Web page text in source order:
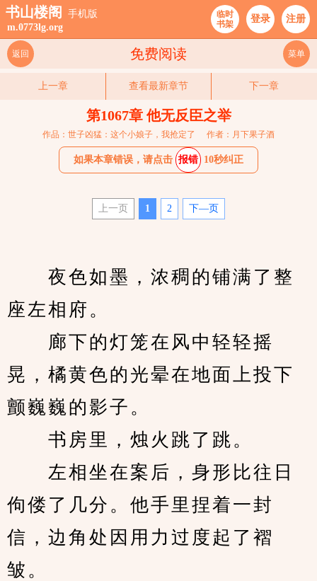
书山楼阁
手机版
m.0773lg.org
临时
书架
登录 注册
免费阅读
返回 菜单
上一章 查看最新章节 下一章
第1067章 他无反臣之举
作品：世子凶猛：这个小娘子，我抢定了 作者：月下果子酒
如果本章错误，请点击 报错 10秒纠正
上一页 1 2 下—页
夜色如墨，浓稠的铺满了整
座左相府。
廊下的灯笼在风中轻轻摇
晃，橘黄色的光晕在地面上投下
颤巍巍的影子。
书房里，烛火跳了跳。
左相坐在案后，身形比往日
佝偻了几分。他手里捏着一封
信，边角处因用力过度起了褶
皱。